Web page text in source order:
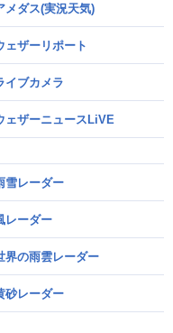
メダス(実況天気)
ェザーリポート
イブカメラ
ェザーニュースLiVE
雪レーダー
レーダー
界の雨雲レーダー
砂レーダー